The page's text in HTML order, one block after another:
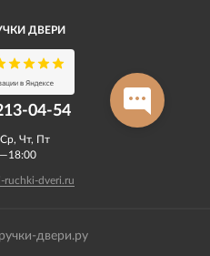
ДВЕРИ
04-54​
Чт, Пт
ruchki-dveri.ru
двери.ру